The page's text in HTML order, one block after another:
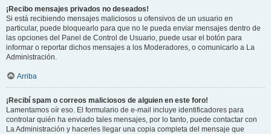
¡Recibo mensajes privados no deseados!
Si está recibiendo mensajes maliciosos u ofensivos de un usuario en
particular, puede bloquearlo para que no le pueda enviar mensajes dentro de
las opciones del Panel de Control de Usuario, puede usar el botón para
informar o reportar dichos mensajes a los Moderadores, o comunicarlo a La
Administración.
Arriba
¡Recibí spam o correos maliciosos de alguien en este foro!
Lamentamos oír eso. El formulario de e-mail incluye identificadores para
controlar quién ha enviado tales mensajes, por lo tanto, puede contactar con
La Administración y hacerles llegar una copia completa del mensaje que